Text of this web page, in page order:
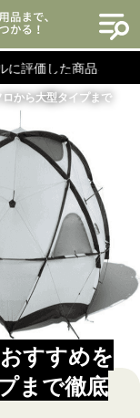
た商品を紹介！
から大型タイプまで
すすめを
まで徹底